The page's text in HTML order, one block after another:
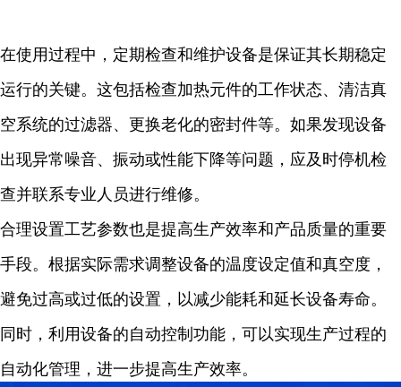
在使用过程中，定期检查和维护设备是保证其长期稳定
运行的关键。这包括检查加热元件的工作状态、清洁真
空系统的过滤器、更换老化的密封件等。如果发现设备
出现异常噪音、振动或性能下降等问题，应及时停机检
查并联系专业人员进行维修。
合理设置工艺参数也是提高生产效率和产品质量的重要
手段。根据实际需求调整设备的温度设定值和真空度，
避免过高或过低的设置，以减少能耗和延长设备寿命。
同时，利用设备的自动控制功能，可以实现生产过程的
自动化管理，进一步提高生产效率。